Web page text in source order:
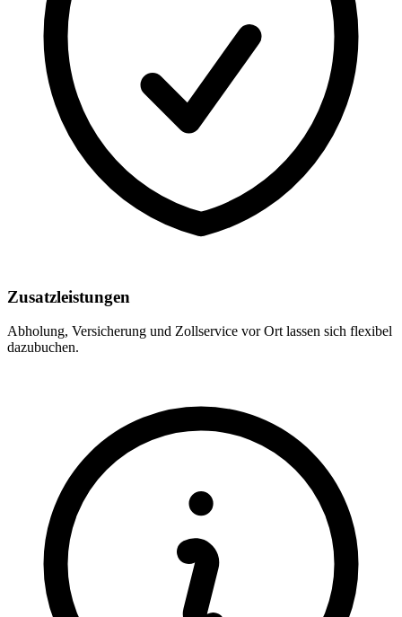
Zusatzleistungen
Abholung, Versicherung und Zollservice vor Ort lassen sich flexibel
dazubuchen.